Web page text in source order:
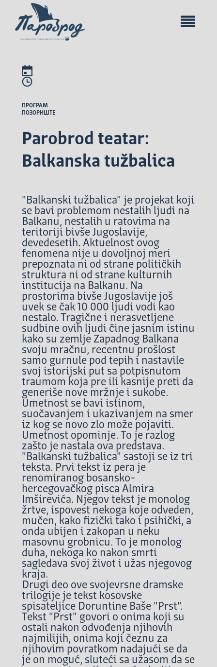
ПРОГРАМ
ПОЗОРИШТЕ
Parobrod teatar:
Balkanska tužbalica
"Balkanski tužbalica" je projekat koji
se bavi problemom nestalih ljudi na
Balkanu, nestalih u ratovima na
teritoriji bivše Jugoslavije,
devedesetih. Aktuelnost ovog
fenomena nije u dovoljnoj meri
prepoznata ni od strane političkih
struktura ni od strane kulturnih
institucija na Balkanu. Na
prostorima bivše Jugoslavije još
uvek se čak 10 000 ljudi vodi kao
nestalo. Tragične i nerasvetljene
sudbine ovih ljudi čine jasnim istinu
kako su zemlje Zapadnog Balkana
svoju mračnu, recentnu prošlost
samo gurnule pod tepih i nastavile
svoj istorijski put sa potpisnutom
traumom koja pre ili kasnije preti da
generiše nove mržnje i sukobe.
Umetnost se bavi istinom,
suočavanjem i ukazivanjem na smer
iz kog se novo zlo može pojaviti.
Umetnost opominje. To je razlog
zašto je nastala ova predstava.
"Balkanski tužbalica" sastoji se iz tri
teksta. Prvi tekst iz pera je
renomiranog bosansko-
hercegovačkog pisca Almira
Imširevića. Njegov tekst je monolog
žrtve, ispovest nekoga koje odveden,
mučen, kako fizički tako i psihički, a
onda ubijen i zakopan u neku
masovnu grobnicu. To je monolog
duha, nekoga ko nakon smrti
sagledava svoj život i užas njegovog
kraja.
Drugi deo ove svojevrsne dramske
trilogije je tekst kosovske
spisateljice Doruntine Baše "Prst".
Tekst "Prst" govori o onima koji su
ostali nakon odvođenja njihovih
najmilijih, onima koji čeznu za
njihovim povratkom nadajući se da
je on moguć, sluteći sa užasom da se